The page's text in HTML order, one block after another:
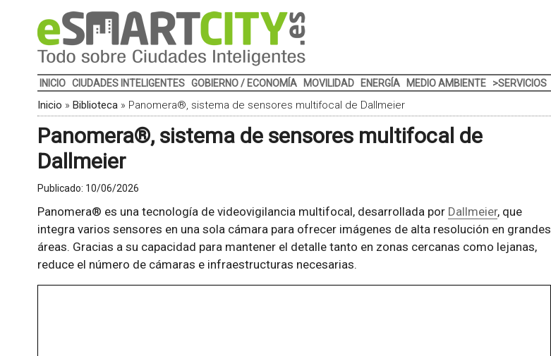
INICIO CIUDADES INTELIGENTES GOBIERNO / ECONOMÍA MOVILIDAD ENERGÍA MEDIO AMBIENTE >SERVICIOS
Inicio » Biblioteca» Panomera®, sistema de sensores multifocal de Dallmeier
Panomera®, sistema de sensores multifocal de
Dallmeier
Publicado: 10/06/2026
Panomera® es una tecnología de videovigilancia multifocal, desarrollada por Dallmeier, que
integra varios sensores en una sola cámara para ofrecer imágenes de alta resolución en grandes
áreas. Gracias a su capacidad para mantener el detalle tanto en zonas cercanas como lejanas,
reduce el número de cámaras e infraestructuras necesarias.